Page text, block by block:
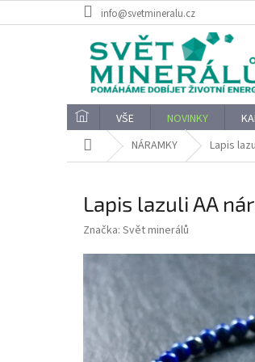
na
info@svetmineralu.cz
VŠE NOVINKY
Domů NÁRAMKY Lapis
Lapis lazuli AA
Značka: Svět minerálů